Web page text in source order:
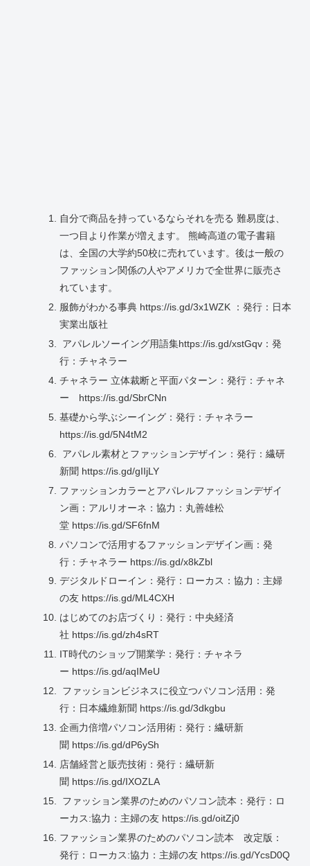
自分で商品を持っているならそれを売る 難易度は、
一つ目より作業が増えます。 熊崎高道の電子書籍
は、全国の大学約50校に売れています。後は一般の
ファッション関係の人やアメリカで全世界に販売さ
れています。
服飾がわかる事典 https://is.gd/3x1WZK ：発行：日本
実業出版社
アパレルソーイング用語集https://is.gd/xstGqv：発
行：チャネラー
チャネラー 立体裁断と平面パターン：発行：チャネ
ー https://is.gd/SbrCNn
基礎から学ぶシーイング：発行：チャネラー
https://is.gd/5N4tM2
アパレル素材とファッションデザイン：発行：繊研
新聞 https://is.gd/gIIjLY
ファッションカラーとアパレルファッションデザイ
ン画：アルリオーネ：協力：丸善雄松
堂 https://is.gd/SF6fnM
パソコンで活用するファッションデザイン画：発
行：チャネラー https://is.gd/x8kZbl
デジタルドローイン：発行：ローカス：協力：主婦
の友 https://is.gd/ML4CXH
はじめてのお店づくり：発行：中央経済
社 https://is.gd/zh4sRT
IT時代のショップ開業学：発行：チャネラ
ー https://is.gd/aqIMeU
ファッションビジネスに役立つパソコン活用：発
行：日本繊維新聞 https://is.gd/3dkgbu
企画力倍増パソコン活用術：発行：繊研新
聞 https://is.gd/dP6ySh
店舗経営と販売技術：発行：繊研新
聞 https://is.gd/IXOZLA
ファッション業界のためのパソコン読本：発行：ロ
ーカス:協力：主婦の友 https://is.gd/oitZj0
ファッション業界のためのパソコン読本 改定版：
発行：ローカス:協力：主婦の友 https://is.gd/YcsD0Q